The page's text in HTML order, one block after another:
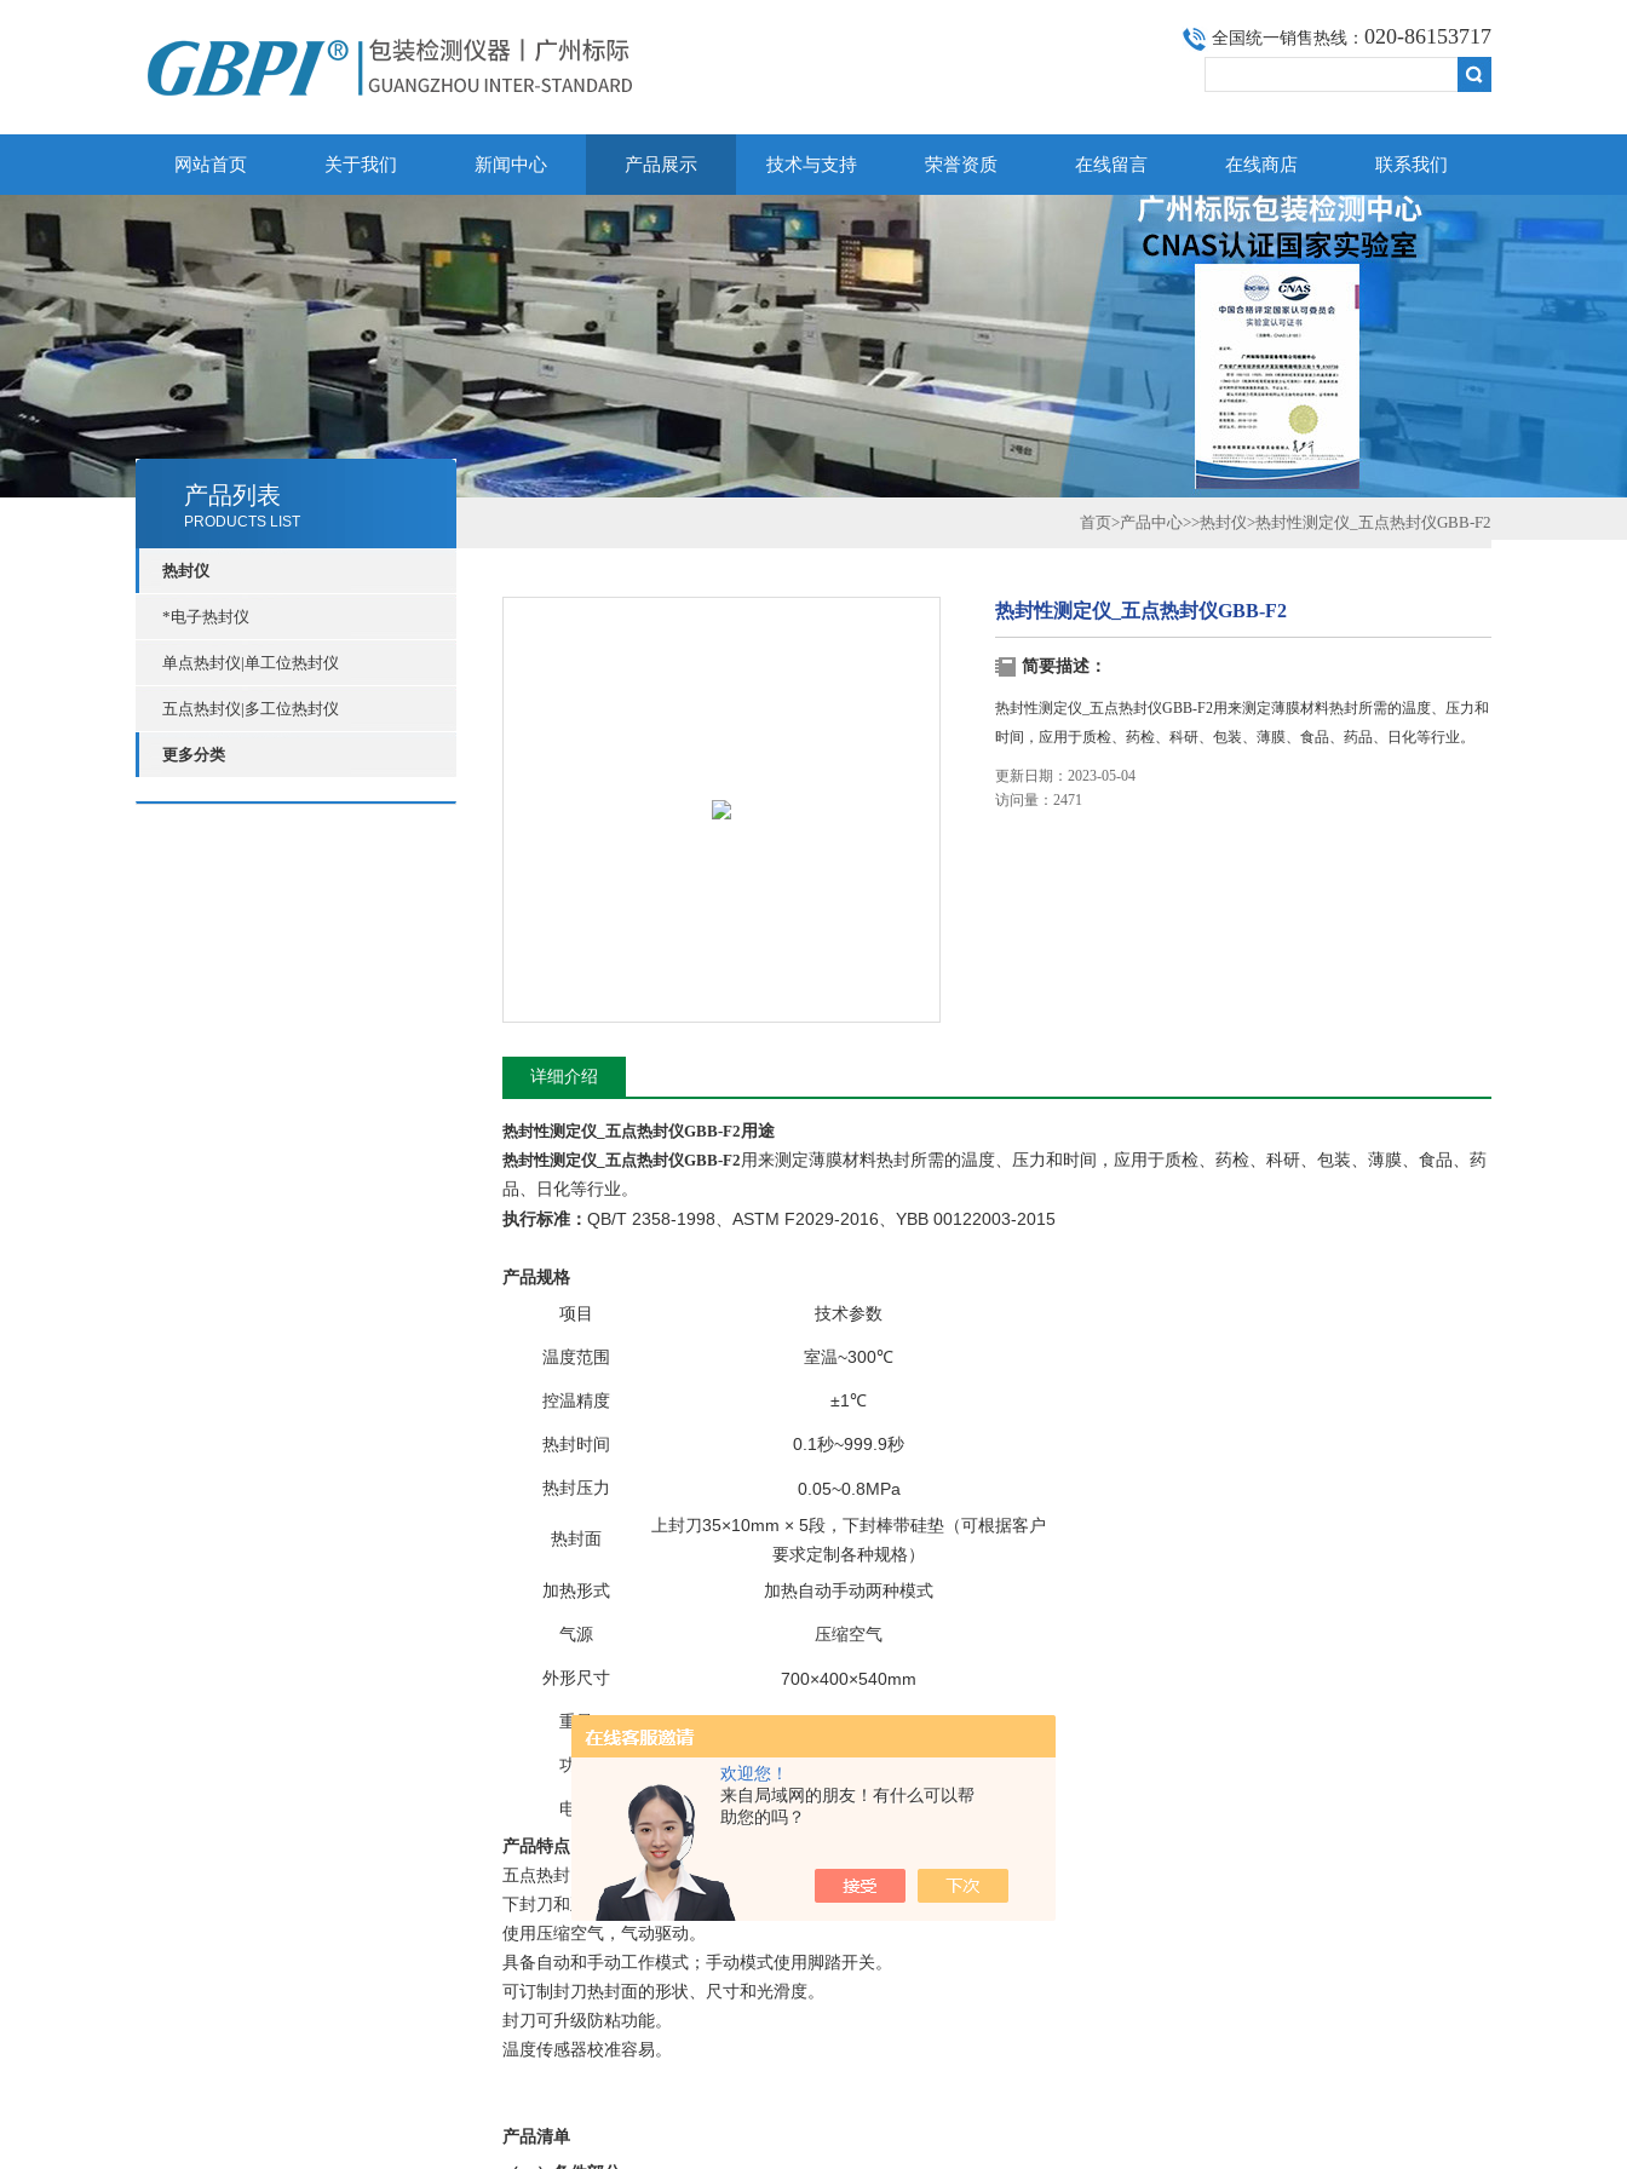
欢迎您！
来自局域网的朋友！有什么可以帮
助您的吗？
全国统一销售热线： 020-86153717
网站首页 关于我们 新闻中心 产品展示 技术与支持 荣誉资质 在线留言 在线商店 联系我们
产品列表
PRODUCTS LIST
热封仪
*电子热封仪
单点热封仪|单工位热封仪
五点热封仪|多工位热封仪
更多分类
首页>产品中心>>热封仪>热封性测定仪_五点热封仪GBB-F2
热封性测定仪_五点热封仪GBB-F2
简要描述：
热封性测定仪_五点热封仪GBB-F2用来测定薄膜材料热封所需的温度、压力和
时间，应用于质检、药检、科研、包装、薄膜、食品、药品、日化等行业。
更新日期：2023-05-04
访问量：2471
详细介绍
热封性测定仪_五点热封仪GBB-F2用途
热封性测定仪_五点热封仪GBB-F2用来测定薄膜材料热封所需的温度、压力和时间，应用于质检、药检、科研、包装、薄膜、食品、药
品、日化等行业。
执行标准 ： QB/T 2358-1998、 ASTM F2029-2016、 YBB 00122003-2015
产品规格
项目
技术参数
温度范围 室温~300℃
控温精度 ±1 ℃
热封时间 0.1 秒~999.9秒
热封压力 0.05~0.8MPa
热封面
上封刀35×10mm × 5段，下封棒带硅垫（可根据客户
要求定制各种规格）
加热形式
加热自动手动两种模式
气源 压缩空气
外形尺寸 700×400×540mm
重量
功率
电源 AC 220V 50Hz
产品特点
五点热封，可同时设定五个不同的温度。
下封刀和五个上封刀的温控独立，分别设定。
使用压缩空气，气动驱动。
具备自动和手动工作模式；手动模式使用脚踏开关。
可订制封刀热封面的形状、尺寸和光滑度。
封刀可升级防粘功能。
温度传感器校准容易。
产品清单